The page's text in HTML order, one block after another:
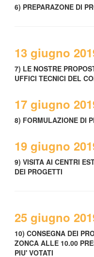
6) PREPARAZONE DI
13 giugno
7) LE NOSTRE
UFFICI TECNICI DEL
17 giugno
8) FORMULAZIONE DI
19 giugno
9) VISITA AI CENTRI
DEI PROGETTI
25 giugno
10) CONSEGNA DEI
ZONCA ALLE 10.00
PIU' VOTATI